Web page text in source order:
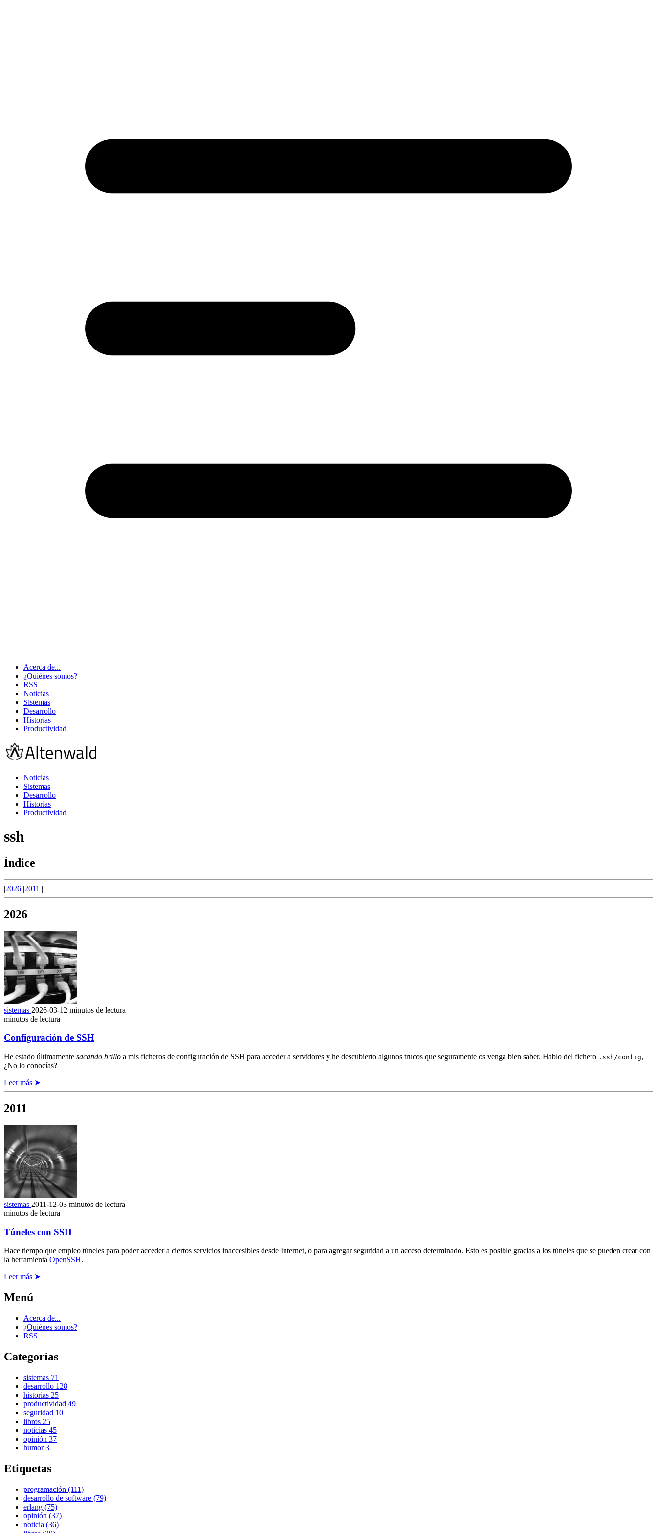
Acerca de...
¿Quiénes somos?
RSS
Noticias
Sistemas
Desarrollo
Historias
Productividad
Noticias
Sistemas
Desarrollo
Historias
Productividad
ssh
Índice
|2026 |2011 |
2026
sistemas 2026-03-12 minutos de lectura
minutos de lectura
Configuración de SSH
He estado últimamente sacando brillo a mis ficheros de configuración de SSH para acceder a servidores y he descubierto algunos trucos que seguramente os venga bien saber. Hablo del fichero .ssh/config,
¿No lo conocías?
Leer más ➤
2011
sistemas 2011-12-03 minutos de lectura
minutos de lectura
Túneles con SSH
Hace tiempo que empleo túneles para poder acceder a ciertos servicios inaccesibles desde Internet, o para agregar seguridad a un acceso determinado. Esto es posible gracias a los túneles que se pueden crear con
la herramienta OpenSSH.
Leer más ➤
Menú
Acerca de...
¿Quiénes somos?
RSS
Categorías
sistemas 71
desarrollo 128
historias 25
productividad 49
seguridad 10
libros 25
noticias 45
opinión 37
humor3
Etiquetas
programación (111)
desarrollo de software (79)
erlang (75)
opinión (37)
noticia (36)